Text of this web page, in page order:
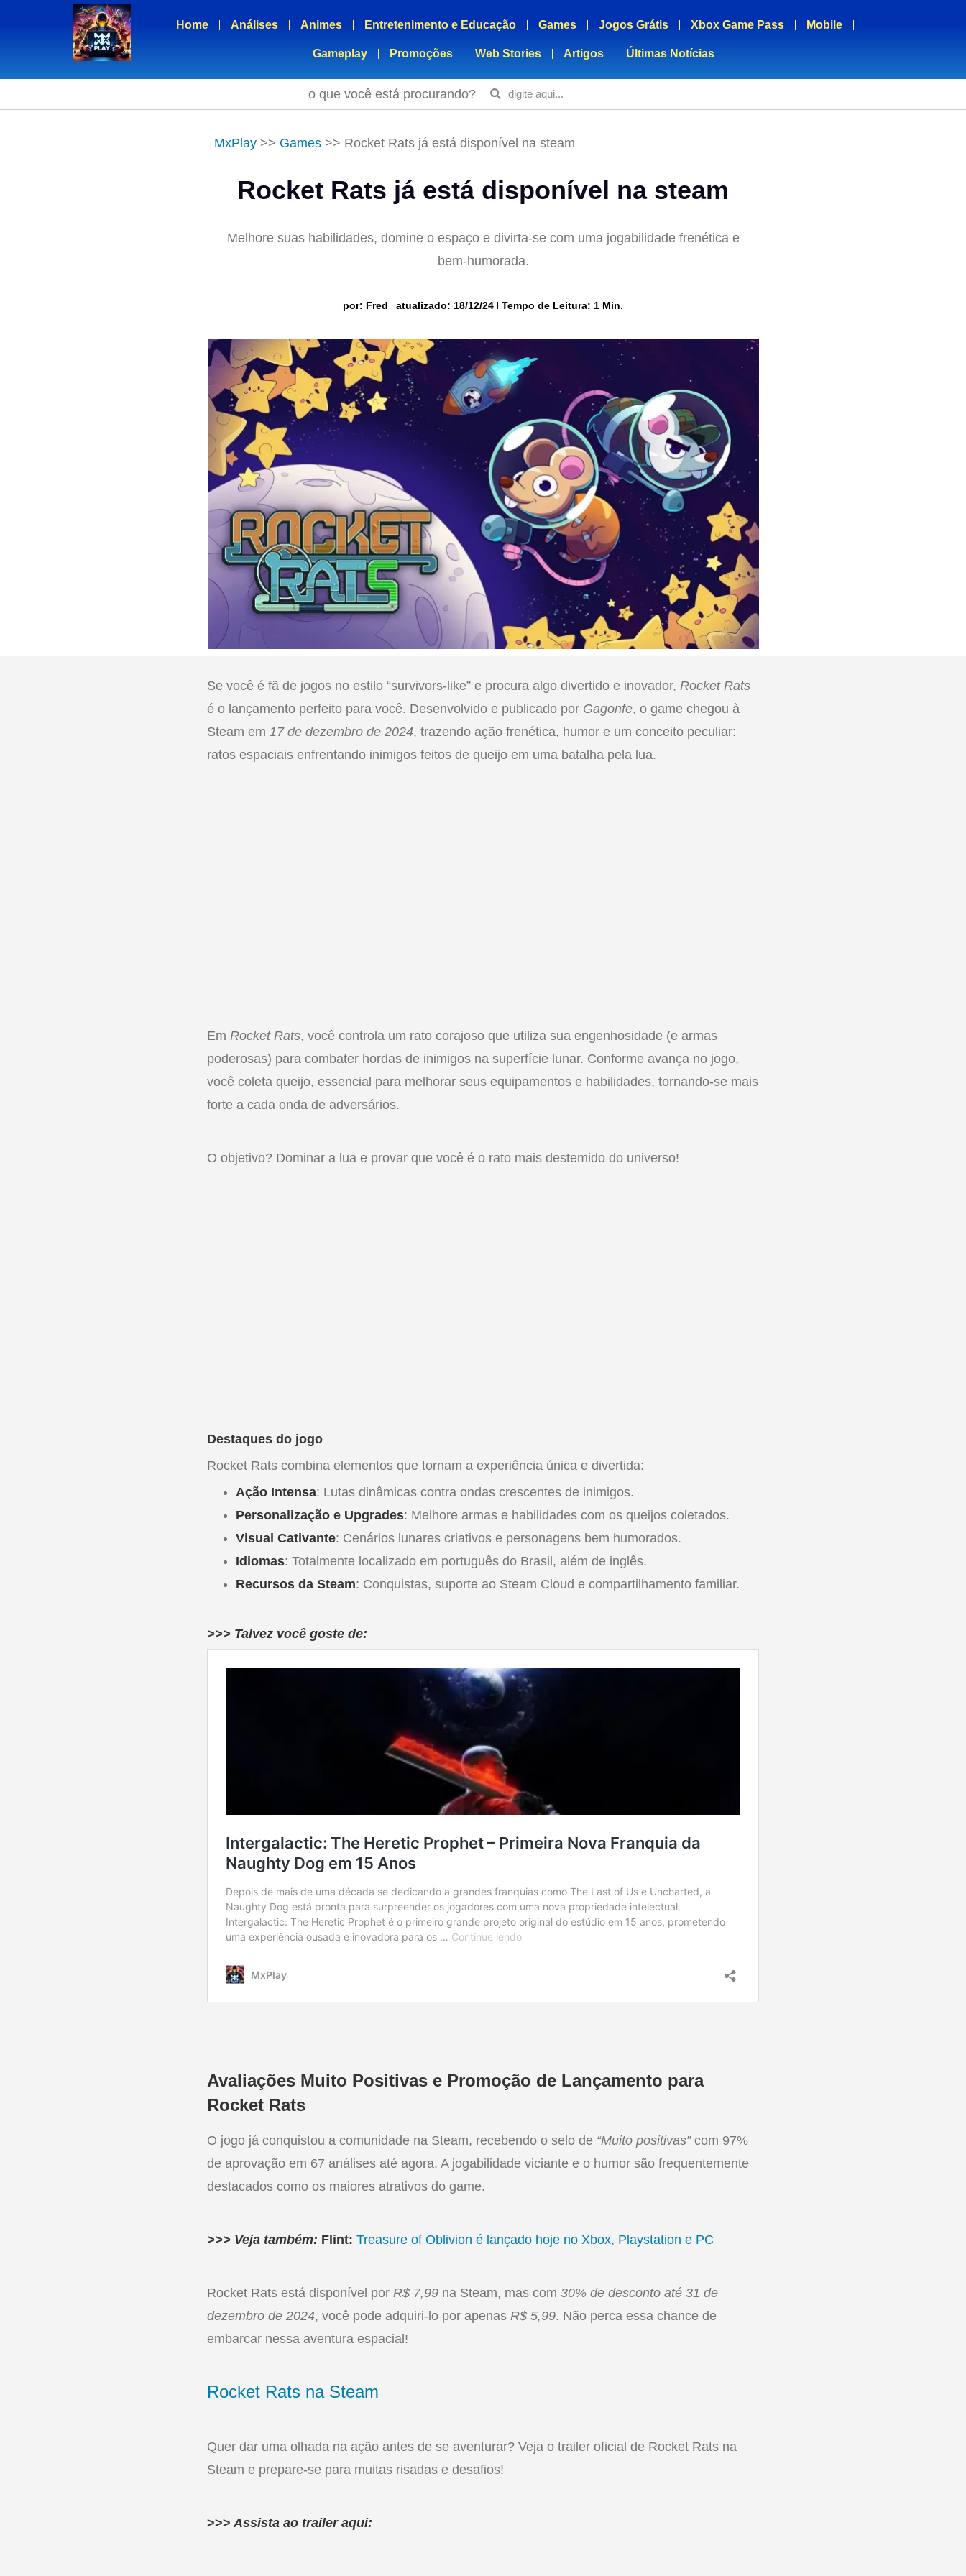
Home Análises Animes Entretenimento e Educação Games Jogos Grátis Xbox Game Pass Mobile
Gameplay Promoções Web Stories Artigos Últimas Notícias
o que você está procurando?
MxPlay >> Games >> Rocket Rats já está disponível na steam
Rocket Rats já está disponível na steam
Melhore suas habilidades, domine o espaço e divirta-se com uma jogabilidade frenética e
bem-humorada.
por: Fred atualizado: 18/12/24 Tempo de Leitura: 1 Min.
Se você é fã de jogos no estilo “survivors-like” e procura algo divertido e inovador, Rocket Rats
é o lançamento perfeito para você. Desenvolvido e publicado por Gagonfe, o game chegou à
Steam em 17 de dezembro de 2024, trazendo ação frenética, humor e um conceito peculiar:
ratos espaciais enfrentando inimigos feitos de queijo em uma batalha pela lua.
Em Rocket Rats, você controla um rato corajoso que utiliza sua engenhosidade (e armas
poderosas) para combater hordas de inimigos na superfície lunar. Conforme avança no jogo,
você coleta queijo, essencial para melhorar seus equipamentos e habilidades, tornando-se mais
forte a cada onda de adversários.
O objetivo? Dominar a lua e provar que você é o rato mais destemido do universo!
Destaques do jogo
Rocket Rats combina elementos que tornam a experiência única e divertida:
Ação Intensa: Lutas dinâmicas contra ondas crescentes de inimigos.
Personalização e Upgrades: Melhore armas e habilidades com os queijos coletados.
Visual Cativante: Cenários lunares criativos e personagens bem humorados.
Idiomas: Totalmente localizado em português do Brasil, além de inglês.
Recursos da Steam: Conquistas, suporte ao Steam Cloud e compartilhamento familiar.
>>> Talvez você goste de:
Avaliações Muito Positivas e Promoção de Lançamento para
Rocket Rats
O jogo já conquistou a comunidade na Steam, recebendo o selo de “Muito positivas”com 97%
de aprovação em 67 análises até agora. A jogabilidade viciante e o humor são frequentemente
destacados como os maiores atrativos do game.
>>> Veja também: Flint: Treasure of Oblivion é lançado hoje no Xbox, Playstation e PC
Rocket Rats está disponível por R$ 7,99 na Steam, mas com 30% de desconto até 31 de
dezembro de 2024, você pode adquiri-lo por apenas R$ 5,99. Não perca essa chance de
embarcar nessa aventura espacial!
Rocket Rats na Steam
Quer dar uma olhada na ação antes de se aventurar? Veja o trailer oficial de Rocket Rats na
Steam e prepare-se para muitas risadas e desafios!
>>> Assista ao trailer aqui: